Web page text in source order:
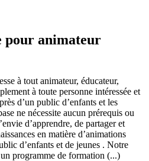
pour animateur
à tout animateur, éducateur,
à toute personne intéressée et
d’un public d’enfants et les
ne nécessite aucun prérequis ou
d’apprendre, de partager et
en matière d’animations
d’enfants et de jeunes . Notre
programme de formation (...)